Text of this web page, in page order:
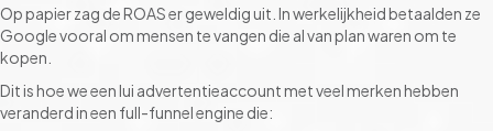
Op papier zag de ROAS er geweldig uit. In werkelijkheid betaalden ze
Google vooral om mensen te vangen die al van plan waren om te
kopen.
Dit is hoe we een lui advertentieaccount met veel merken hebben
veranderd in een full-funnel engine die: